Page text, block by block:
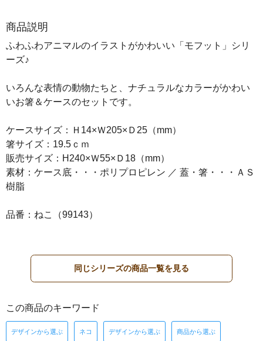
商品説明
ふわふわアニマルのイラストがかわいい「モフット」シリ
ーズ♪
いろんな表情の動物たちと、ナチュラルなカラーがかわい
いお箸＆ケースのセットです。
ケースサイズ：Ｈ14×Ｗ205×Ｄ25（mm）
箸サイズ：19.5ｃｍ
販売サイズ：H240×Ｗ55×Ｄ18（mm）
素材：ケース底・・・ポリプロピレン ／ 蓋・箸・・・ＡＳ
樹脂
品番：ねこ（99143）
同じシリーズの商品一覧を見る
この商品のキーワード
デザインから選ぶ ネコ デザインから選ぶ 商品から選ぶ